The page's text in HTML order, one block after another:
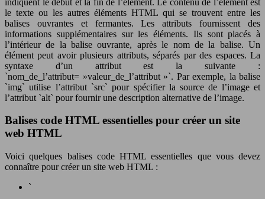
le texte ou les autres éléments HTML qui se trouvent entre les
balises ouvrantes et fermantes. Les attributs fournissent des
informations supplémentaires sur les éléments. Ils sont placés à
l’intérieur de la balise ouvrante, après le nom de la balise. Un
élément peut avoir plusieurs attributs, séparés par des espaces. La
syntaxe d’un attribut est la suivante :
`nom_de_l’attribut= »valeur_de_l’attribut »`. Par exemple, la balise
`img` utilise l’attribut `src` pour spécifier la source de l’image et
l’attribut `alt` pour fournir une description alternative de l’image.
Balises code HTML essentielles pour créer un site
web HTML
Voici quelques balises code HTML essentielles que vous devez
connaître pour créer un site web HTML :
`